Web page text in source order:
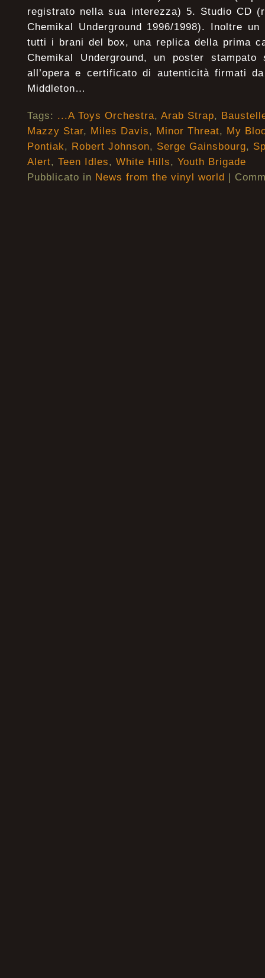
registrato nella sua interezza) 5. Studio CD
Chemikal Underground 1996/1998). Inoltre
tutti i brani del box, una replica della prima
Chemikal Underground, un poster
all’opera e certificato di autenticità firmati
Middleton…
Tags: ...A Toys Orchestra, Arab Strap,
Mazzy Star, Miles Davis, Minor Threat, My
Pontiak, Robert Johnson, Serge Gainsbourg,
Alert, Teen Idles, White Hills, Youth Brigade
Pubblicato in News from the vinyl world |